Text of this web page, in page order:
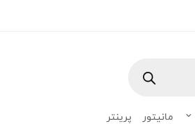
مانیتور پرینتر